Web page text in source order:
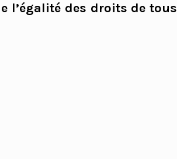
l’égalité des droits de tous